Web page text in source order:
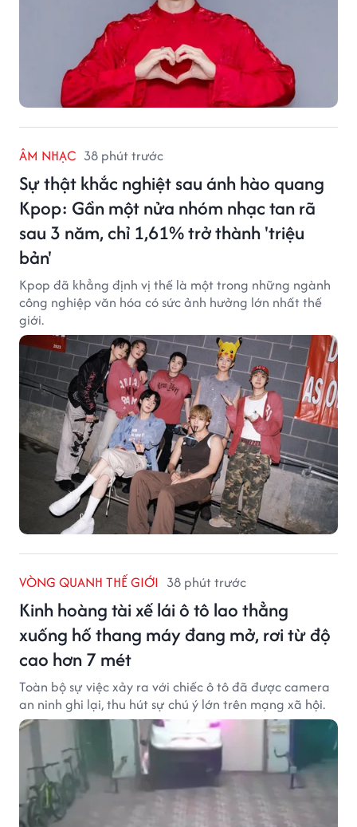
ÂM NHẠC 38 phút trước
Sự thật khắc nghiệt sau ánh hào quang
Kpop: Gần một nửa nhóm nhạc tan rã
sau 3 năm, chỉ 1,61% trở thành 'triệu
bản'
Kpop đã khẳng định vị thế là một trong những ngành
công nghiệp văn hóa có sức ảnh hưởng lớn nhất thế
giới.
VÒNG QUANH THẾ GIỚI 38 phút trước
Kinh hoàng tài xế lái ô tô lao thẳng
xuống hố thang máy đang mở, rơi từ độ
cao hơn 7 mét
Toàn bộ sự việc xảy ra với chiếc ô tô đã được camera
an ninh ghi lại, thu hút sự chú ý lớn trên mạng xã hội.